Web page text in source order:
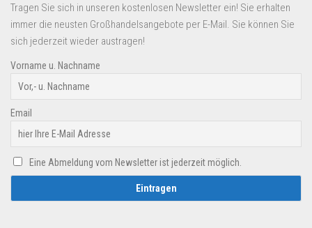
Tragen Sie sich in unseren kostenlosen Newsletter ein! Sie erhalten
immer die neusten Großhandelsangebote per E-Mail. Sie können Sie
sich jederzeit wieder austragen!
Vorname u. Nachname
Email
Eine Abmeldung vom Newsletter ist jederzeit möglich.